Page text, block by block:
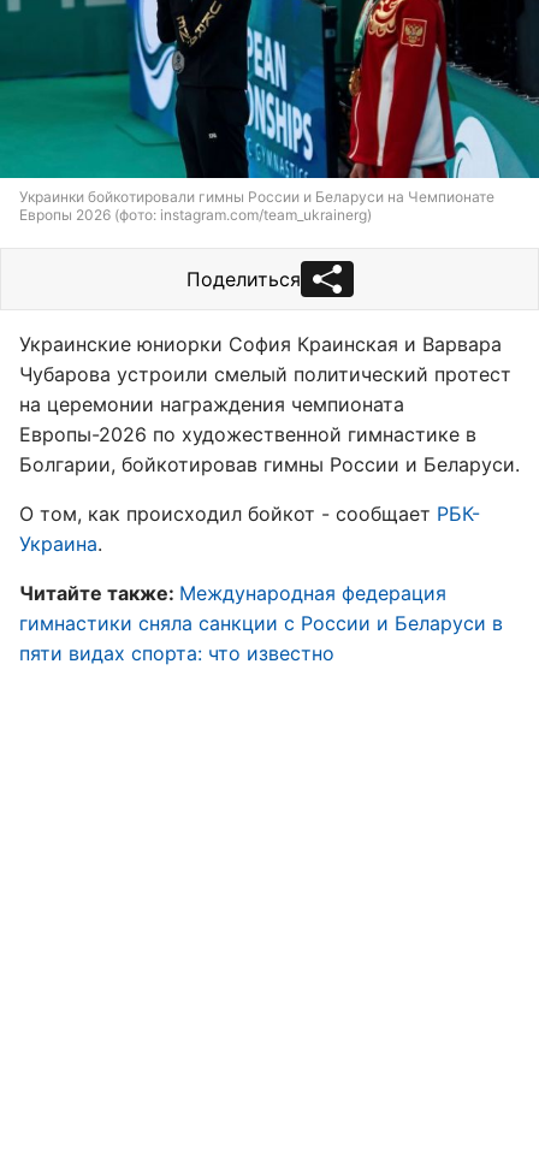
Украинки бойкотировали гимны России и Беларуси на Чемпионате
Европы 2026 (фото: instagram.com/team_ukrainerg)
Поделиться
Украинские юниорки София Краинская и Варвара
Чубарова устроили смелый политический протест
на церемонии награждения чемпионата
Европы-2026 по художественной гимнастике в
Болгарии, бойкотировав гимны России и Беларуси.
О том, как происходил бойкот - сообщает РБК-
Украина.
Читайте также: Международная федерация
гимнастики сняла санкции с России и Беларуси в
пяти видах спорта: что известно